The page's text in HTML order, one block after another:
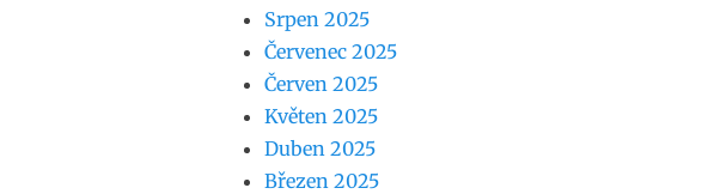
Srpen 2025
Červenec 2025
Červen 2025
Květen 2025
Duben 2025
Březen 2025